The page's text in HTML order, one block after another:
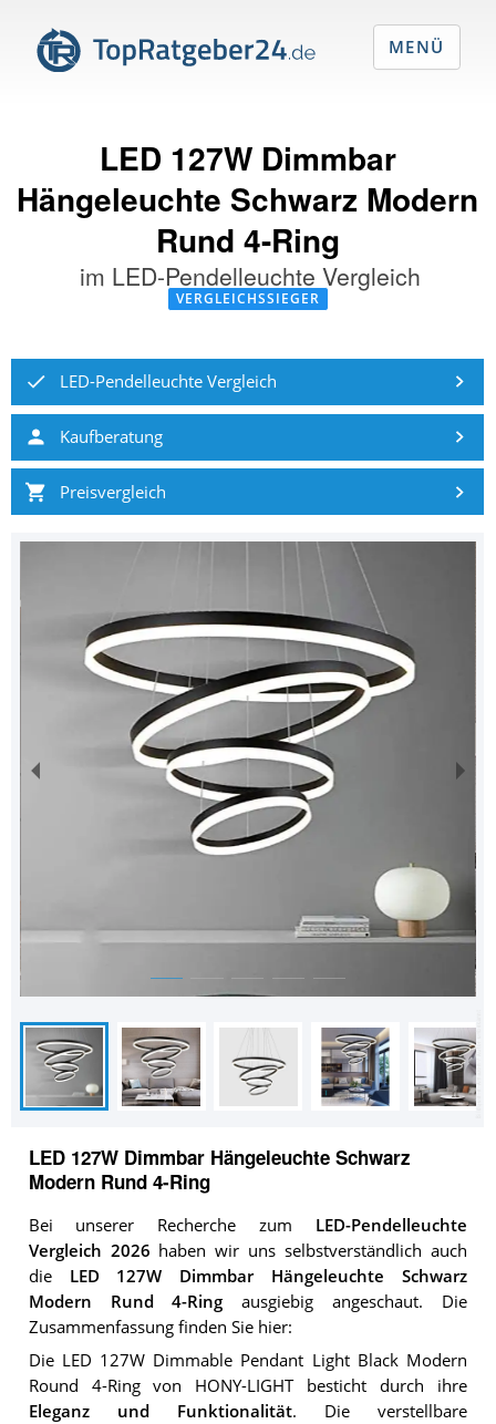
LED 127W Dimmbar
Hängeleuchte Schwarz Modern
Rund 4-Ring
im LED-Pendelleuchte Vergleich
VERGLEICHSSIEGER
LED-Pendelleuchte Vergleich
Kaufberatung
Preisvergleich
LED 127W Dimmbar Hängeleuchte Schwarz
Modern Rund 4-Ring
Bei unserer Recherche zum LED-Pendelleuchte
Vergleich 2026 haben wir uns selbstverständlich auch
die LED 127W Dimmbar Hängeleuchte Schwarz
Modern Rund 4-Ring ausgiebig angeschaut. Die
Zusammenfassung finden Sie hier:
Die LED 127W Dimmable Pendant Light Black Modern
Round 4-Ring von HONY-LIGHT besticht durch ihre
Eleganz und Funktionalität. Die verstellbare
MENÜ